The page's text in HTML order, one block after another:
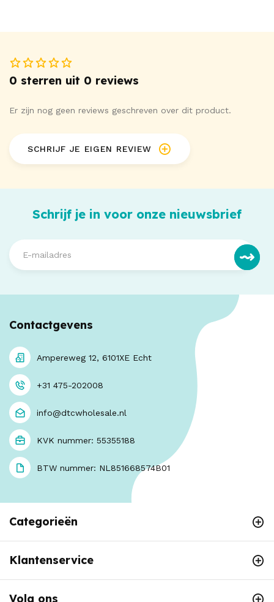
0 sterren uit 0 reviews
Er zijn nog geen reviews geschreven over dit product.
SCHRIJF JE EIGEN REVIEW
Schrijf je in voor onze nieuwsbrief
Contactgevens
Ampereweg 12, 6101XE Echt
+31 475-202008
info@dtcwholesale.nl
KVK nummer: 55355188
BTW nummer: NL851668574B01
Categorieën
Klantenservice
Volg ons